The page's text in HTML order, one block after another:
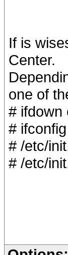
If is
Center.
one of
# ifdown
#
# /etc/
# /etc/